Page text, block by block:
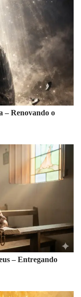
– Renovando o
– Entregando